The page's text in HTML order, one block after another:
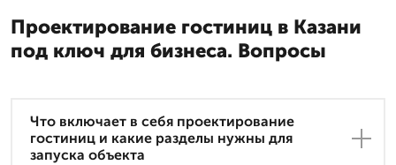
Проектирование гостиниц в Казани
под ключ для бизнеса. Вопросы
Что включает в себя проектирование
гостиниц и какие разделы нужны для
запуска объекта